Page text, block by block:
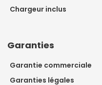
Chargeur inclus
Garanties
Garantie commerciale
Garanties légales